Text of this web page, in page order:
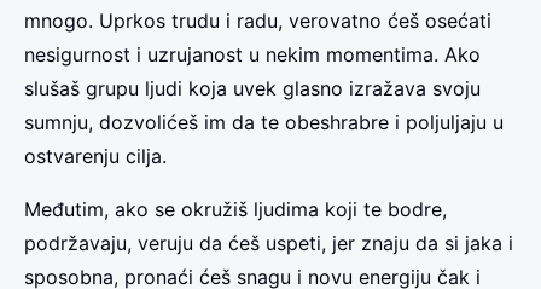
mnogo. Uprkos trudu i radu, verovatno ćeš osećati
nesigurnost i uzrujanost u nekim momentima. Ako
slušaš grupu ljudi koja uvek glasno izražava svoju
sumnju, dozvolićeš im da te obeshrabre i poljuljaju u
ostvarenju cilja.
Međutim, ako se okružiš ljudima koji te bodre,
podržavaju, veruju da ćeš uspeti, jer znaju da si jaka i
sposobna, pronaći ćeš snagu i novu energiju čak i